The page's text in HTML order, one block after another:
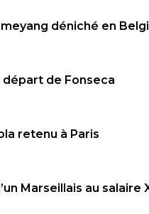
déniché en
départ de Fonseca
retenu à Paris
Marseillais au salaire